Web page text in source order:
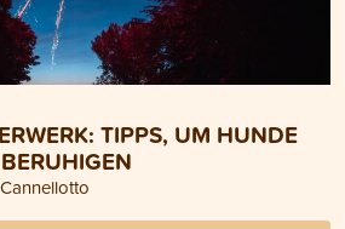
TIPPS, UM HUNDE